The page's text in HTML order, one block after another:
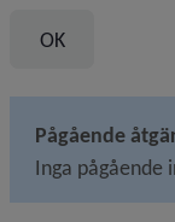
Pågående
Inga pågående